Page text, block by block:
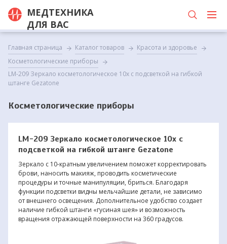
МЕДТЕХНИКА
ДЛЯ ВАС
Главная страница Каталог товаров
Красота и здоровье
Косметологические приборы
LM-209 Зеркало косметологическое 10х с подсветкой на гибкой
штанге Gezatone
Косметологические приборы
LM-209 Зеркало косметологическое 10х с
подсветкой на гибкой штанге Gezatone
Зеркало с 10-кратным увеличением поможет корректировать
брови, наносить макияж, проводить косметические
процедуры и точные манипуляции, бриться. Благодаря
функции подсветки видны мельчайшие детали, не зависимо
от внешнего освещения. Дополнительное удобство создает
наличие гибкой штанги «гусиная шея» и возможность
вращения отражающей поверхности на 360 градусов.